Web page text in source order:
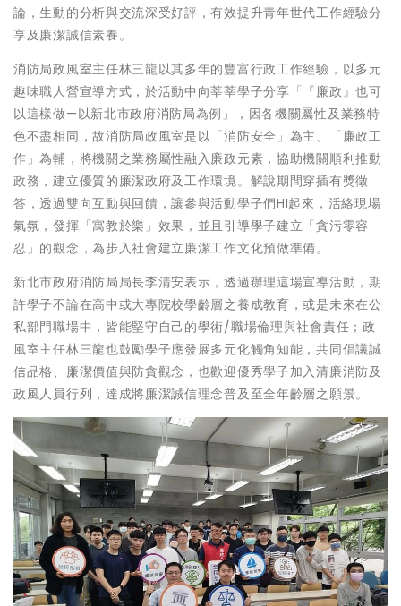
論，生動的分析與交流深受好評，有效提升青年世代工作經驗分
享及廉潔誠信素養。
消防局政風室主任林三龍以其多年的豐富行政工作經驗，以多元
趣味職人營宣導方式，於活動中向莘莘學子分享「『廉政』也可
以這樣做—以新北市政府消防局為例」，因各機關屬性及業務特
色不盡相同，故消防局政風室是以「消防安全」為主、「廉政工
作」為輔，將機關之業務屬性融入廉政元素，協助機關順利推動
政務，建立優質的廉潔政府及工作環境。解說期間穿插有獎徵
答，透過雙向互動與回饋，讓參與活動學子們HI起來，活絡現場
氣氛，發揮「寓教於樂」效果，並且引導學子建立「貪污零容
忍」的觀念，為步入社會建立廉潔工作文化預做準備。
新北市政府消防局局長李清安表示，透過辦理這場宣導活動，期
許學子不論在高中或大專院校學齡層之養成教育，或是未來在公
私部門職場中，皆能堅守自己的學術∕職場倫理與社會責任；政
風室主任林三龍也鼓勵學子應發展多元化觸角知能，共同倡議誠
信品格、廉潔價值與防貪觀念，也歡迎優秀學子加入清廉消防及
政風人員行列，達成將廉潔誠信理念普及至全年齡層之願景。